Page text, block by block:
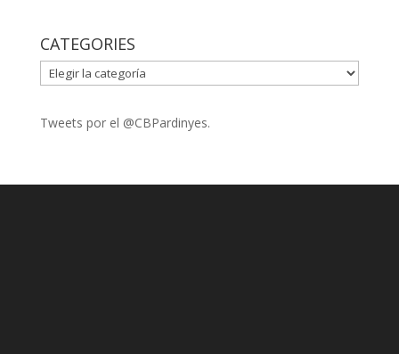
CATEGORIES
CATEGORIES
Tweets por el @CBPardinyes.